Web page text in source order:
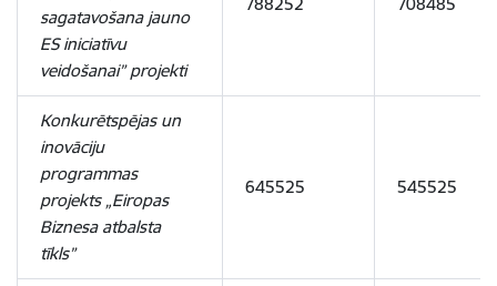
sagatavošana jauno
ES iniciatīvu
veidošanai” projekti
Konkurētspējas un
inovāciju
programmas
projekts „Eiropas
Biznesa atbalsta
tīkls”
645525 545525